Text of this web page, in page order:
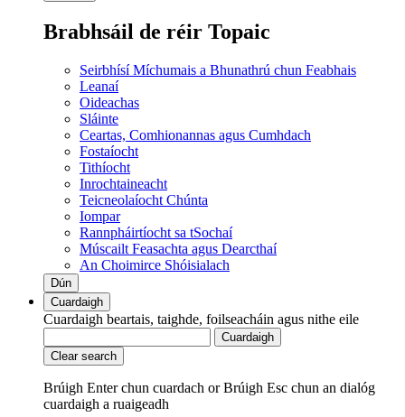
Brabhsáil de réir Topaic
Seirbhísí Míchumais a Bhunathrú chun Feabhais
Leanaí
Oideachas
Sláinte
Ceartas, Comhionannas agus Cumhdach
Fostaíocht
Tithíocht
Inrochtaineacht
Teicneolaíocht Chúnta
Iompar
Rannpháirtíocht sa tSochaí
Múscailt Feasachta agus Dearcthaí
An Choimirce Shóisialach
Dún
Cuardaigh
Cuardaigh beartais, taighde, foilseacháin agus nithe eile
Cuardaigh
Clear search
Brúigh Enter chun cuardach orBrúigh Esc chun an dialóg
cuardaigh a ruaigeadh